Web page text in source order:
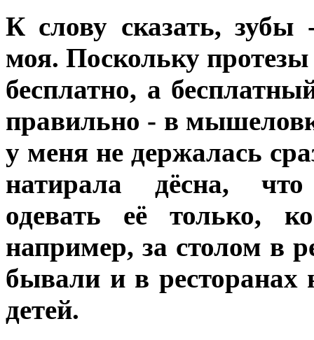
К слову сказать, зубы
моя. Поскольку
бесплатно, а
правильно - в
у меня не держалась
натирала дёсна, что
одевать её только,
например, за столом в
бывали и в
детей.